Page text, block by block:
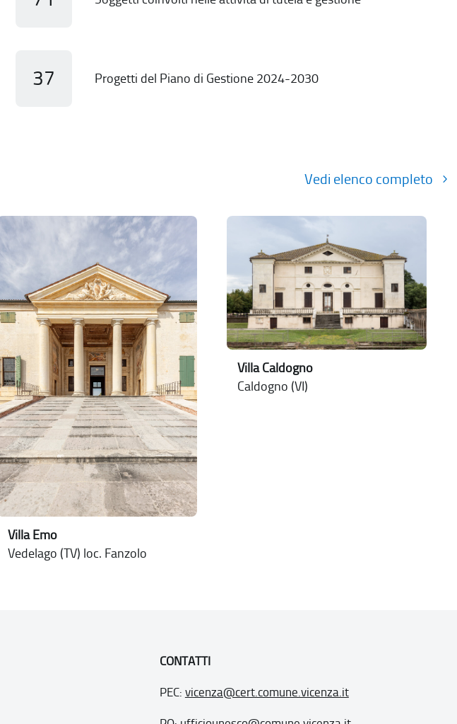
37 Progetti del Piano di Gestione 2024-2030
Vedi elenco completo
Villa Emo
Vedelago (TV) loc. Fanzolo
Villa Caldogno
Caldogno (VI)
CONTATTI
PEC: vicenza@cert.comune.vicenza.it